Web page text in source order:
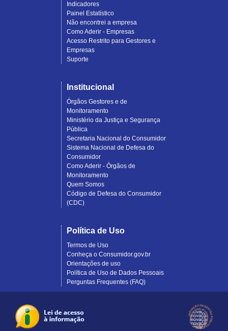
Indicadores
Painel Estatístico
Não encontrei a empresa
Como Aderir - Empresas
Acesso Restrito para Gestores e
Empresas
Suporte
Institucional
Órgãos Gestores e de
Monitoramento
Ministério da Justiça e Segurança
Pública
Secretaria Nacional do Consumidor
Sistema Nacional de Defesa do
Consumidor
Como Aderir - Órgãos de
Monitoramento
Quem Somos
Código de Defesa do Consumidor
(CDC)
Política de Uso
Termos de Uso
Conheça o Consumidor.gov.br
Orientações de uso
Política de Uso de Dados Pessoais
Perguntas Frequentes (FAQ)